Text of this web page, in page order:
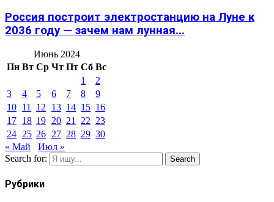
Россия построит электростанцию на Луне к
2036 году — зачем нам лунная...
Июнь 2024
Пн Вт Ср Чт Пт Сб Вс
1
2
3
4 5 6 7 8
9
10 11 12 13 14 15 16
17 18 19 20 21 22 23
24 25 26 27 28 29 30
« Май
Июл »
Search for:
Search
Рубрики